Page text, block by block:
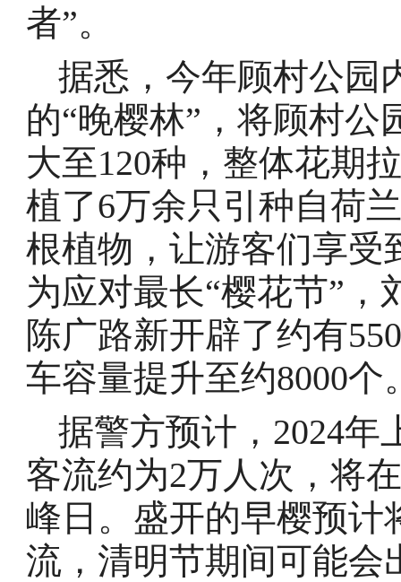
者”。
据悉，今年顾村公园
的“晚樱林”，将顾村公
大至120种，整体花期
植了6万余只引种自荷
根植物，让游客们享受
为应对最长“樱花节”
陈广路新开辟了约有
车容量提升至约8000个
据警方预计，2024年
客流约为2万人次，将
峰日。盛开的早樱预计
流，清明节期间可能会